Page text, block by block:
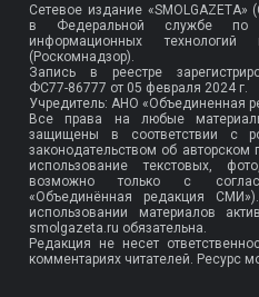
Сетевое издание
в Федеральной службе
информационных
(Роскомнадзор).
Запись в реестре
ФС77-86777 от 05 февраля 2024 г.
Учредитель: АНО «Объединенная
Все права на любые
защищены в соответствии с
законодательством об
использование текстовых,
возможно только с
«Объединённая редакция
использовании материалов
smolgazeta.ru обязательна.
Редакция не несет
комментариях читателей. Ресурс